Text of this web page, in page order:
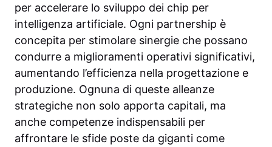
per accelerare lo sviluppo dei chip per
intelligenza artificiale. Ogni partnership è
concepita per stimolare sinergie che possano
condurre a miglioramenti operativi significativi,
aumentando l’efficienza nella progettazione e
produzione. Ognuna di queste alleanze
strategiche non solo apporta capitali, ma
anche competenze indispensabili per
affrontare le sfide poste da giganti come